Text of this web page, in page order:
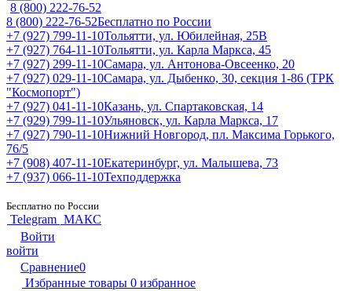
8 (800) 222-76-52
8 (800) 222-76-52Бесплатно по России
+7 (927) 799-11-10Тольятти, ул. Юбилейная, 25В
+7 (927) 764-11-10Тольятти, ул. Карла Маркса, 45
+7 (927) 299-11-10Самара, ул. Антонова-Овсеенко, 20
+7 (927) 029-11-10Самара, ул. Дыбенко, 30, секция 1-86 (ТРК
"Космопорт")
+7 (927) 041-11-10Казань, ул. Спартаковская, 14
+7 (929) 799-11-10Ульяновск, ул. Карла Маркса, 17
+7 (927) 790-11-10Нижний Новгород, пл. Максима Горького,
76/5
+7 (908) 407-11-10Екатеринбург, ул. Малышева, 73
+7 (937) 066-11-10Техподдержка
Бесплатно по России
Telegram МАКС
Войти
войти
Сравнение0
Избранные товары 0 избранное